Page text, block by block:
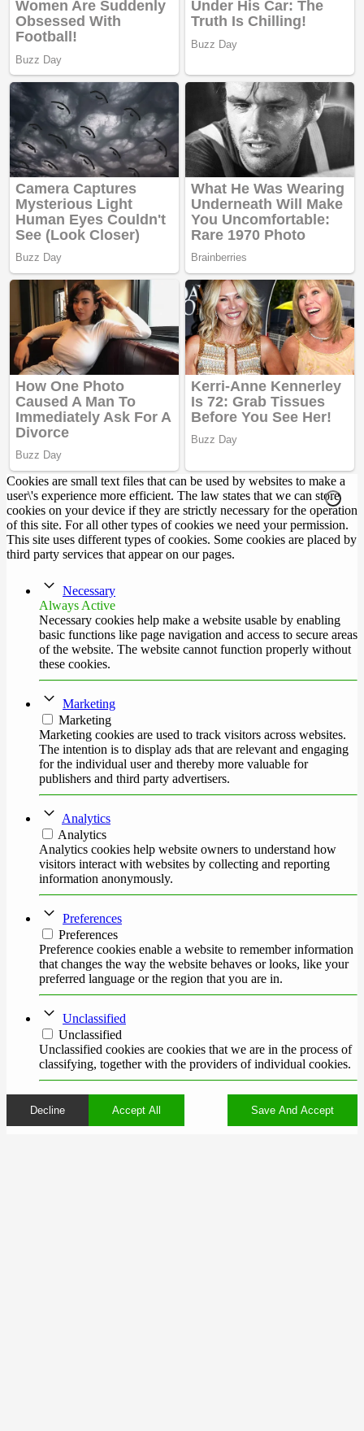
Cookies are small text files that can be used by websites to make a
user\'s experience more efficient. The law states that we can store
cookies on your device if they are strictly necessary for the operation
of this site. For all other types of cookies we need your permission.
This site uses different types of cookies. Some cookies are placed by
third party services that appear on our pages.
Necessary
Always Active
Necessary cookies help make a website usable by enabling
basic functions like page navigation and access to secure areas
of the website. The website cannot function properly without
these cookies.
Marketing
Marketing
Marketing cookies are used to track visitors across websites.
The intention is to display ads that are relevant and engaging
for the individual user and thereby more valuable for
publishers and third party advertisers.
Analytics
Analytics
Analytics cookies help website owners to understand how
visitors interact with websites by collecting and reporting
information anonymously.
Preferences
Preferences
Preference cookies enable a website to remember information
that changes the way the website behaves or looks, like your
preferred language or the region that you are in.
Unclassified
Unclassified
Unclassified cookies are cookies that we are in the process of
classifying, together with the providers of individual cookies.
Decline Accept All Save And Accept